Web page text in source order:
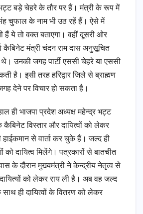
बड़े चेहरे के तौर पर हैं। मंत्री के रूप में
चुफाल के नाम भी उठ रहें हैं। ऐसे में
हैं ये तो वक्त बताएगा। वहीं दूसरी ओर
कैबिनेट मंत्री चंदन राम दास अनुसूचित
उनकी जगह पार्टी एससी चेहरे या एससी
है। इसी तरह हरिद्वार जिले से ब्राह्मण
देने पर विचार हो सकता है।
ही भाजपा प्रदेश अध्यक्ष महेन्द्र भट्ट
विस्तार और दायित्वों को लेकर
हाईकमान से वार्ता कर चुके हैं। जल्द ही
को दायित्व मिलेंगे। पत्रकारों से बातचीत
के दौरान मुख्यमंत्री ने केन्द्रीय नेतृत्व से
को लेकर राय ली है। अब वह जल्द
साथ ही दायित्वों के वितरण को लेकर